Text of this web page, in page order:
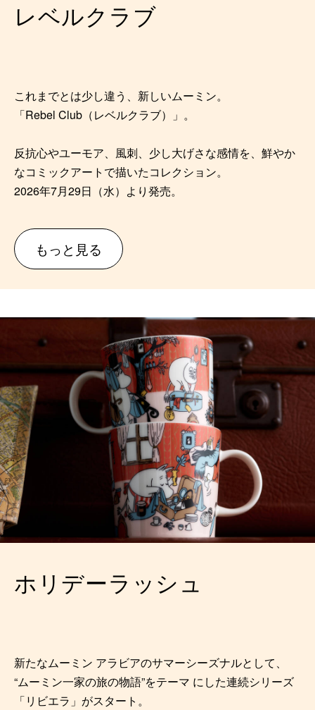
レベルクラブ
これまでとは少し違う、新しいムーミン。
「Rebel Club（レベルクラブ）」。
反抗心やユーモア、風刺、少し大げさな感情を、鮮やか
なコミックアートで描いたコレクション。
2026年7月29日（水）より発売。
もっと見る
ホリデーラッシュ
新たなムーミン アラビアのサマーシーズナルとして、
“ムーミン⼀家の旅の物語”をテーマ にした連続シリーズ
「リビエラ」がスタート。